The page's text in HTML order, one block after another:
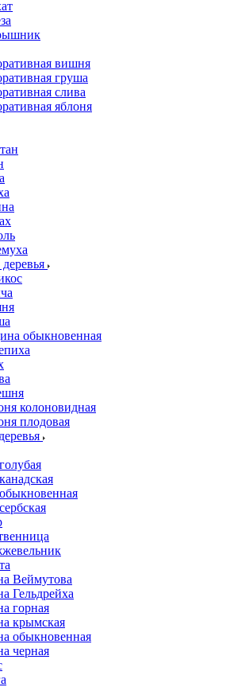
вишня
груша
слива
яблоня
обыкновенная
колоновидная
плодовая
Веймутова
Гельдрейха
горная
крымская
обыкновенная
черная